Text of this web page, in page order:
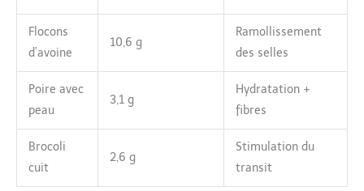
Flocons
d’avoine
10,6 g
Ramollissement
des selles
Poire avec
peau
3,1 g
Hydratation +
fibres
Brocoli
cuit
2,6 g
Stimulation du
transit